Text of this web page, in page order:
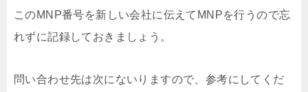
このMNP番号を新しい会社に伝えてMNPを行うので忘
れずに記録しておきましょう。
問い合わせ先は次にないりますので、参考にしてくだ